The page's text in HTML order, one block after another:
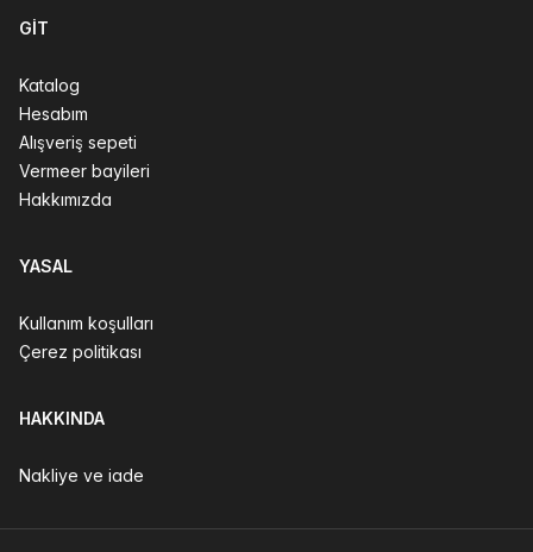
GIT
Katalog
Hesabım
Alışveriş sepeti
Vermeer bayileri
Hakkımızda
YASAL
Kullanım koşulları
Çerez politikası
HAKKINDA
Nakliye ve iade